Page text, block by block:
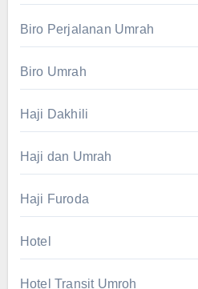
Biro Perjalanan Umrah
Biro Umrah
Haji Dakhili
Haji dan Umrah
Haji Furoda
Hotel
Hotel Transit Umroh